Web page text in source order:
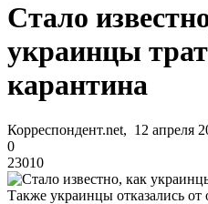
Стало
украинцы
карантина
Корреспондент.net, 12 апреля
0
23010
Также украинцы отказались от